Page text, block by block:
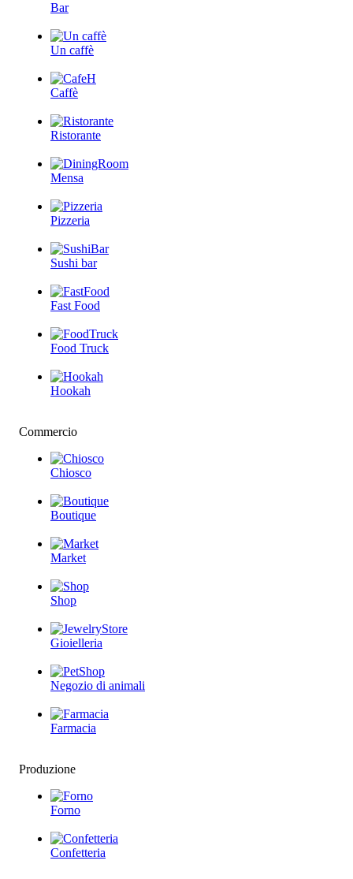
Bar
Un caffè
Caffè
Ristorante
Mensa
Pizzeria
Sushi bar
Fast Food
Food Truck
Hookah
Commercio
Chiosco
Boutique
Market
Shop
Gioielleria
Negozio di animali
Farmacia
Produzione
Forno
Confetteria